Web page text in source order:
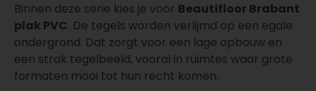
Binnen deze serie kies je voor Beautifloor Brabant
plak PVC. De tegels worden verlijmd op een egale
ondergrond. Dat zorgt voor een lage opbouw en
een strak tegelbeeld, vooral in ruimtes waar grote
formaten mooi tot hun recht komen.